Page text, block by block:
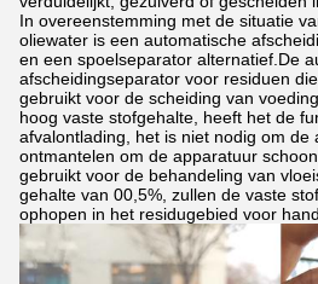
In overeenstemming met de situatie
oliewater is een automatische
en een spoelseparator alternatief.De
afscheidingseparator voor residuen
gebruikt voor de scheiding van
hoog vaste stofgehalte, heeft het de
afvalontlading, het is niet nodig om de
ontmantelen om de apparatuur
gebruikt voor de behandeling van
gehalte van 00,5%, zullen de vaste
ophopen in het residugebied voor